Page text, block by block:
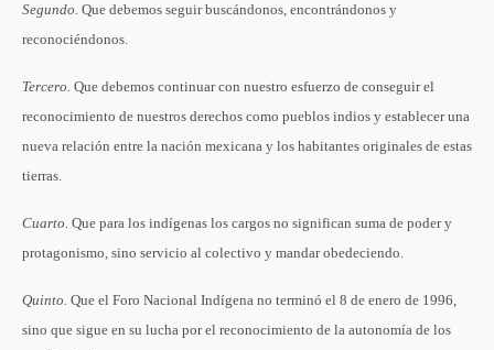
Segundo. Que debemos seguir buscándonos, encontrándonos y
reconociéndonos.
Tercero. Que debemos continuar con nuestro esfuerzo de conseguir el
reconocimiento de nuestros derechos como pueblos indios y establecer una
nueva relación entre la nación mexicana y los habitantes originales de estas
tierras.
Cuarto. Que para los indígenas los cargos no significan suma de poder y
protagonismo, sino servicio al colectivo y mandar obedeciendo.
Quinto. Que el Foro Nacional Indígena no terminó el 8 de enero de 1996,
sino que sigue en su lucha por el reconocimiento de la autonomía de los